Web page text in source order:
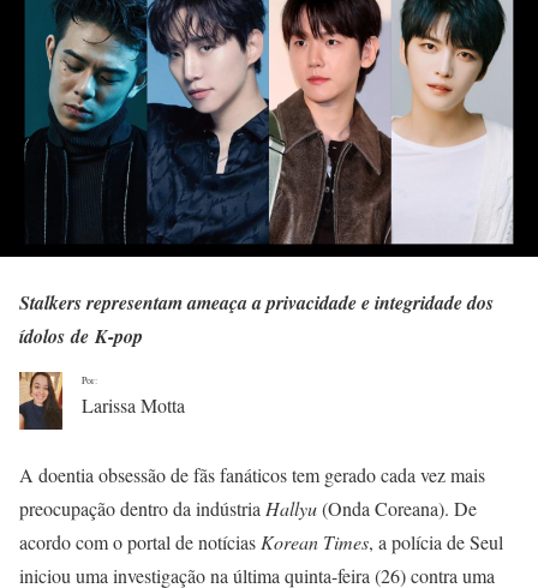
Stalkers representam ameaça a privacidade e integridade dos
ídolos de K-pop
Por:
Larissa Motta
A doentia obsessão de fãs fanáticos tem gerado cada vez mais
preocupação dentro da indústria Hallyu(Onda Coreana). De
acordo com o portal de notícias Korean Times, a polícia de Seul
iniciou uma investigação na última quinta-feira (26) contra uma